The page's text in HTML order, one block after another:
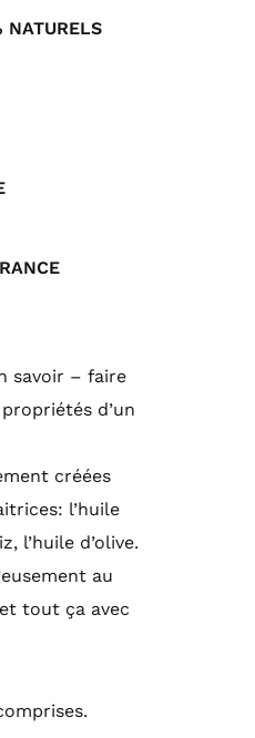
NATURELS
savoir – faire
d’un
créées
l’huile
l’huile d’olive.
au
tout ça avec